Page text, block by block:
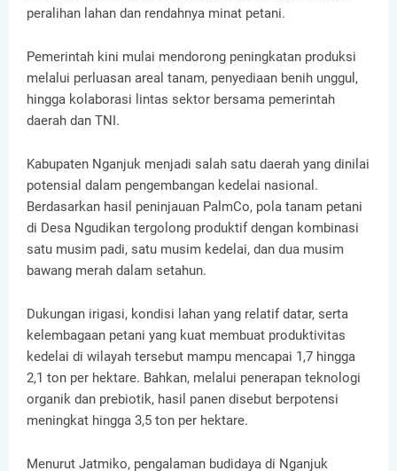
peralihan lahan dan rendahnya minat petani.
Pemerintah kini mulai mendorong peningkatan produksi
melalui perluasan areal tanam, penyediaan benih unggul,
hingga kolaborasi lintas sektor bersama pemerintah
daerah dan TNI.
Kabupaten Nganjuk menjadi salah satu daerah yang dinilai
potensial dalam pengembangan kedelai nasional.
Berdasarkan hasil peninjauan PalmCo, pola tanam petani
di Desa Ngudikan tergolong produktif dengan kombinasi
satu musim padi, satu musim kedelai, dan dua musim
bawang merah dalam setahun.
Dukungan irigasi, kondisi lahan yang relatif datar, serta
kelembagaan petani yang kuat membuat produktivitas
kedelai di wilayah tersebut mampu mencapai 1,7 hingga
2,1 ton per hektare. Bahkan, melalui penerapan teknologi
organik dan prebiotik, hasil panen disebut berpotensi
meningkat hingga 3,5 ton per hektare.
Menurut Jatmiko, pengalaman budidaya di Nganjuk